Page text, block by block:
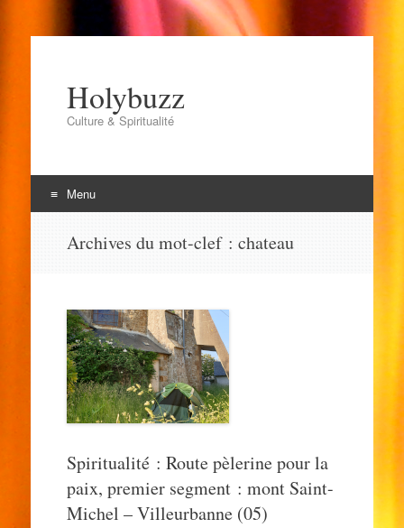
Holybuzz
Culture & Spiritualité
Menu
Archives du mot-clef : chateau
Spiritualité : Route pèlerine pour la
paix, premier segment : mont Saint-
Michel – Villeurbanne (05)